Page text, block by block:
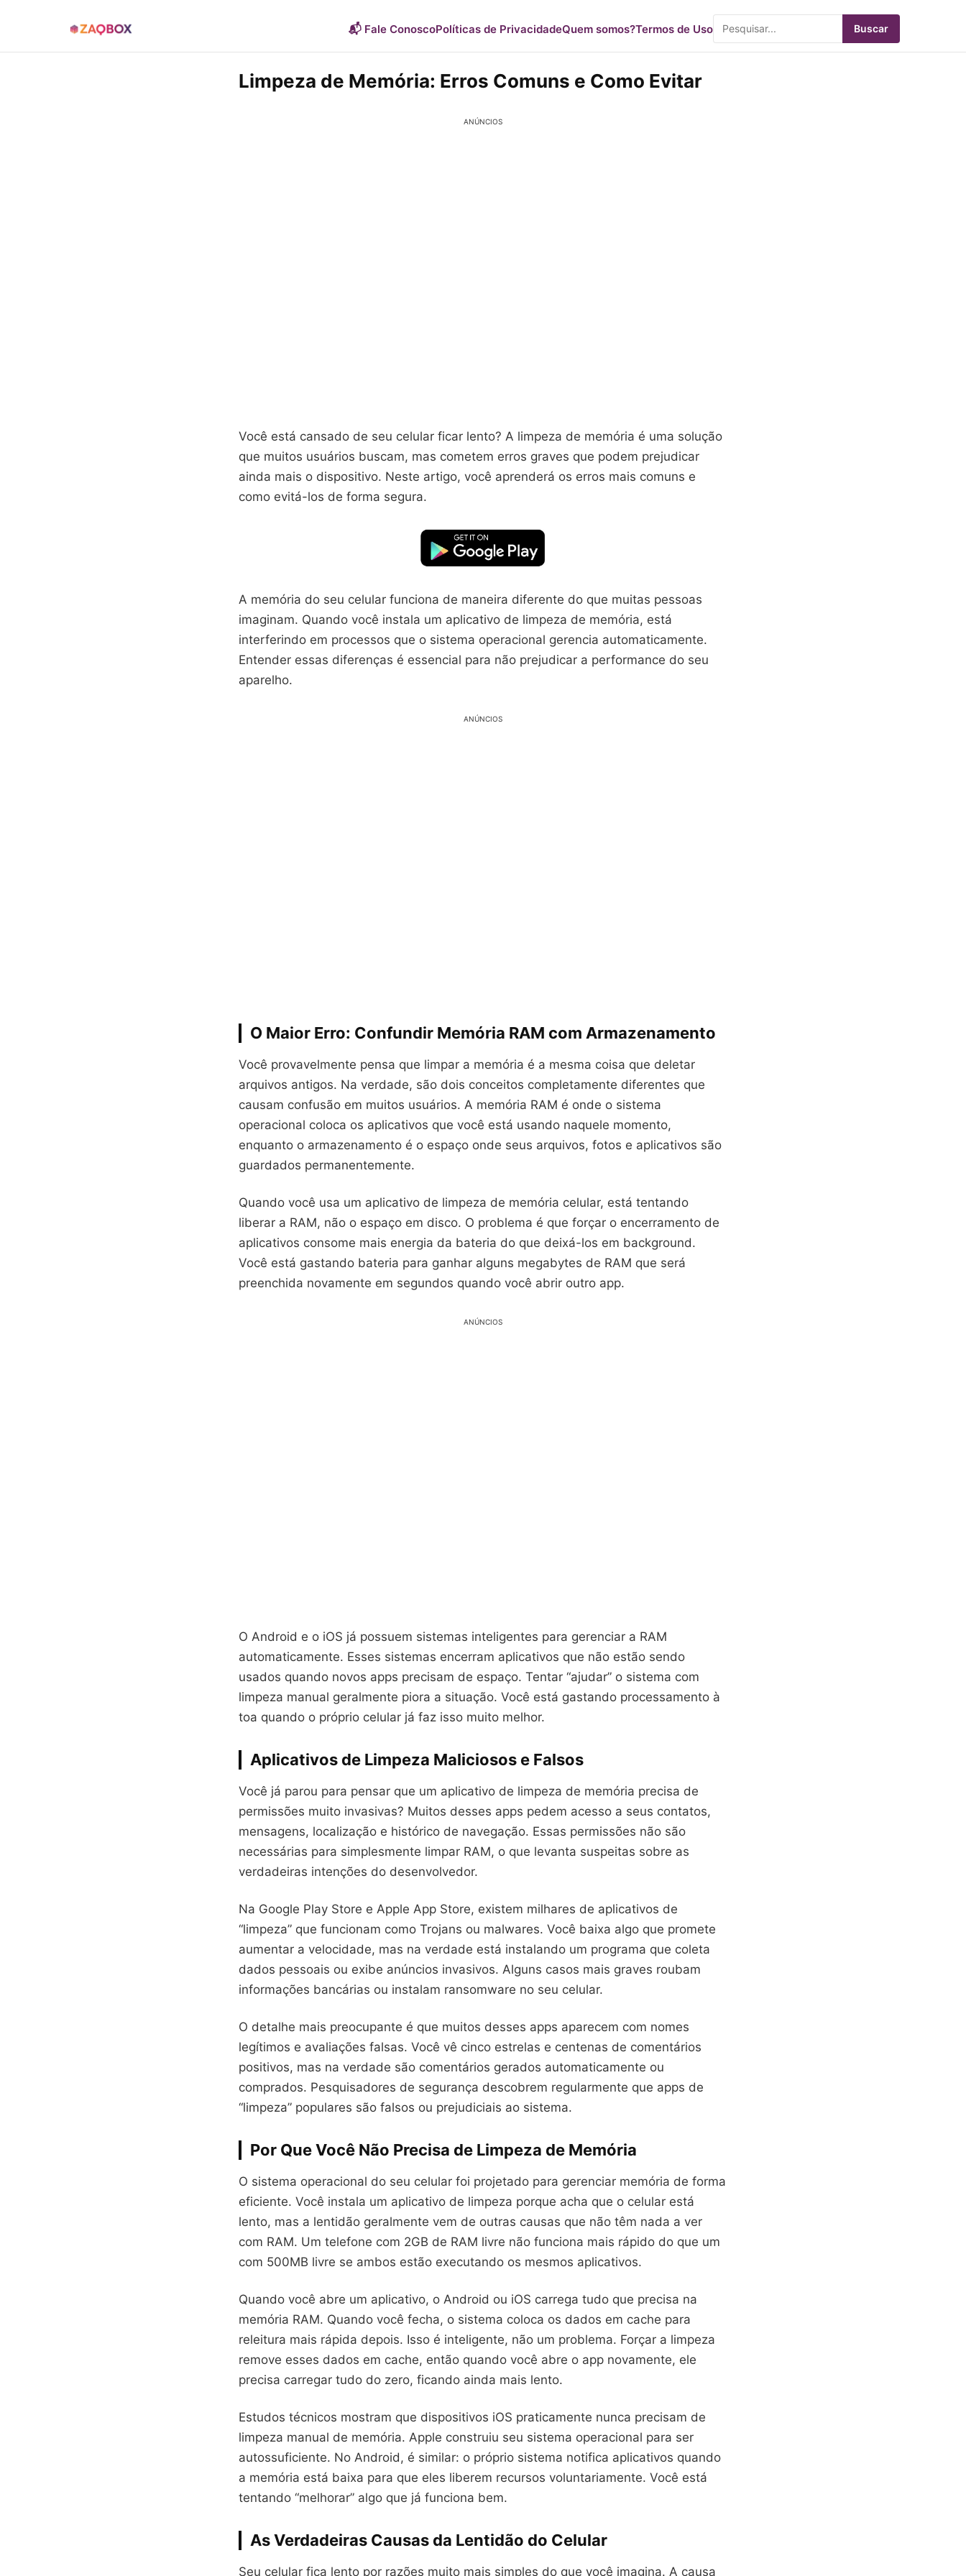
📬 Fale ConoscoPolíticas de PrivacidadeQuem somos?Termos de Uso Buscar
Limpeza de Memória: Erros Comuns e Como Evitar
ANÚNCIOS
Você está cansado de seu celular ficar lento? A limpeza de memória é uma solução
que muitos usuários buscam, mas cometem erros graves que podem prejudicar
ainda mais o dispositivo. Neste artigo, você aprenderá os erros mais comuns e
como evitá-los de forma segura.
A memória do seu celular funciona de maneira diferente do que muitas pessoas
imaginam. Quando você instala um aplicativo de limpeza de memória, está
interferindo em processos que o sistema operacional gerencia automaticamente.
Entender essas diferenças é essencial para não prejudicar a performance do seu
aparelho.
ANÚNCIOS
O Maior Erro: Confundir Memória RAM com Armazenamento
Você provavelmente pensa que limpar a memória é a mesma coisa que deletar
arquivos antigos. Na verdade, são dois conceitos completamente diferentes que
causam confusão em muitos usuários. A memória RAM é onde o sistema
operacional coloca os aplicativos que você está usando naquele momento,
enquanto o armazenamento é o espaço onde seus arquivos, fotos e aplicativos são
guardados permanentemente.
Quando você usa um aplicativo de limpeza de memória celular, está tentando
liberar a RAM, não o espaço em disco. O problema é que forçar o encerramento de
aplicativos consome mais energia da bateria do que deixá-los em background.
Você está gastando bateria para ganhar alguns megabytes de RAM que será
preenchida novamente em segundos quando você abrir outro app.
ANÚNCIOS
O Android e o iOS já possuem sistemas inteligentes para gerenciar a RAM
automaticamente. Esses sistemas encerram aplicativos que não estão sendo
usados quando novos apps precisam de espaço. Tentar “ajudar” o sistema com
limpeza manual geralmente piora a situação. Você está gastando processamento à
toa quando o próprio celular já faz isso muito melhor.
Aplicativos de Limpeza Maliciosos e Falsos
Você já parou para pensar que um aplicativo de limpeza de memória precisa de
permissões muito invasivas? Muitos desses apps pedem acesso a seus contatos,
mensagens, localização e histórico de navegação. Essas permissões não são
necessárias para simplesmente limpar RAM, o que levanta suspeitas sobre as
verdadeiras intenções do desenvolvedor.
Na Google Play Store e Apple App Store, existem milhares de aplicativos de
“limpeza” que funcionam como Trojans ou malwares. Você baixa algo que promete
aumentar a velocidade, mas na verdade está instalando um programa que coleta
dados pessoais ou exibe anúncios invasivos. Alguns casos mais graves roubam
informações bancárias ou instalam ransomware no seu celular.
O detalhe mais preocupante é que muitos desses apps aparecem com nomes
legítimos e avaliações falsas. Você vê cinco estrelas e centenas de comentários
positivos, mas na verdade são comentários gerados automaticamente ou
comprados. Pesquisadores de segurança descobrem regularmente que apps de
“limpeza” populares são falsos ou prejudiciais ao sistema.
Por Que Você Não Precisa de Limpeza de Memória
O sistema operacional do seu celular foi projetado para gerenciar memória de forma
eficiente. Você instala um aplicativo de limpeza porque acha que o celular está
lento, mas a lentidão geralmente vem de outras causas que não têm nada a ver
com RAM. Um telefone com 2GB de RAM livre não funciona mais rápido do que um
com 500MB livre se ambos estão executando os mesmos aplicativos.
Quando você abre um aplicativo, o Android ou iOS carrega tudo que precisa na
memória RAM. Quando você fecha, o sistema coloca os dados em cache para
releitura mais rápida depois. Isso é inteligente, não um problema. Forçar a limpeza
remove esses dados em cache, então quando você abre o app novamente, ele
precisa carregar tudo do zero, ficando ainda mais lento.
Estudos técnicos mostram que dispositivos iOS praticamente nunca precisam de
limpeza manual de memória. Apple construiu seu sistema operacional para ser
autossuficiente. No Android, é similar: o próprio sistema notifica aplicativos quando
a memória está baixa para que eles liberem recursos voluntariamente. Você está
tentando “melhorar” algo que já funciona bem.
As Verdadeiras Causas da Lentidão do Celular
Seu celular fica lento por razões muito mais simples do que você imagina. A causa